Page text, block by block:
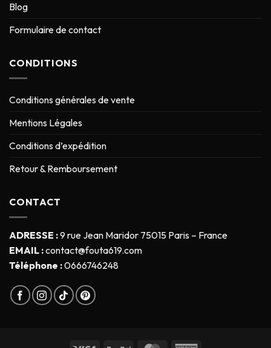
Blog
Formulaire de contact
CONDITIONS
Conditions générales de vente
Mentions Légales
Conditions d’expédition
Retour & Remboursement
CONTACT
ADRESSE :9 rue Jean Maridor 75015 Paris – France
EMAIL :contact@fouta619.com
Téléphone :0666746248